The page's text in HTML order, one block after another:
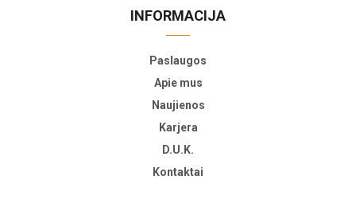
INFORMACIJA
Paslaugos
Apie mus
Naujienos
Karjera
D.U.K.
Kontaktai